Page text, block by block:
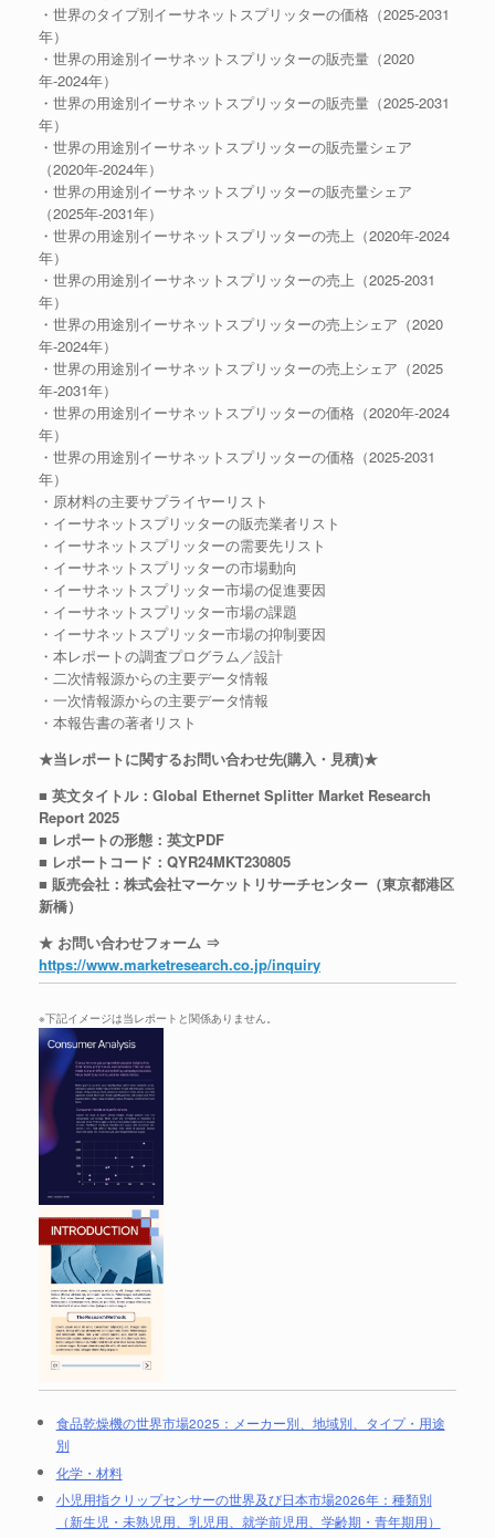
・世界のタイプ別イーサネットスプリッターの価格（2025-2031
年）
・世界の用途別イーサネットスプリッターの販売量（2020
年-2024年）
・世界の用途別イーサネットスプリッターの販売量（2025-2031
年）
・世界の用途別イーサネットスプリッターの販売量シェア
（2020年-2024年）
・世界の用途別イーサネットスプリッターの販売量シェア
（2025年-2031年）
・世界の用途別イーサネットスプリッターの売上（2020年-2024
年）
・世界の用途別イーサネットスプリッターの売上（2025-2031
年）
・世界の用途別イーサネットスプリッターの売上シェア（2020
年-2024年）
・世界の用途別イーサネットスプリッターの売上シェア（2025
年-2031年）
・世界の用途別イーサネットスプリッターの価格（2020年-2024
年）
・世界の用途別イーサネットスプリッターの価格（2025-2031
年）
・原材料の主要サプライヤーリスト
・イーサネットスプリッターの販売業者リスト
・イーサネットスプリッターの需要先リスト
・イーサネットスプリッターの市場動向
・イーサネットスプリッター市場の促進要因
・イーサネットスプリッター市場の課題
・イーサネットスプリッター市場の抑制要因
・本レポートの調査プログラム／設計
・二次情報源からの主要データ情報
・一次情報源からの主要データ情報
・本報告書の著者リスト
★当レポートに関するお問い合わせ先(購入・見積)★
■ 英文タイトル：Global Ethernet Splitter Market Research
Report 2025
■ レポートの形態：英文PDF
■ レポートコード：QYR24MKT230805
■ 販売会社：株式会社マーケットリサーチセンター（東京都港区
新橋）
★ お問い合わせフォーム ⇒
https://www.marketresearch.co.jp/inquiry
※下記イメージは当レポートと関係ありません。
食品乾燥機の世界市場2025：メーカー別、地域別、タイプ・用途
別
化学・材料
小児用指クリップセンサーの世界及び日本市場2026年：種類別
（新生児・未熟児用、乳児用、就学前児用、学齢期・青年期用）